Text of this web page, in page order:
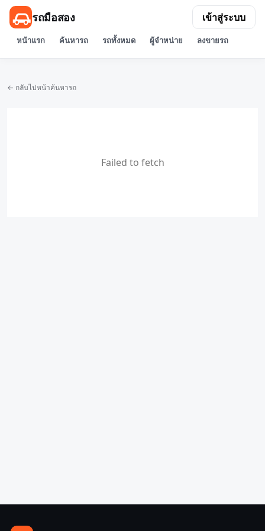
รถมือสอง
หน้าแรก ค้นหารถ รถทั้งหมด ผู้จำหน่าย ลงขายรถ
เข้าสู่ระบบ
← กลับไปหน้าค้นหารถ
Failed to fetch